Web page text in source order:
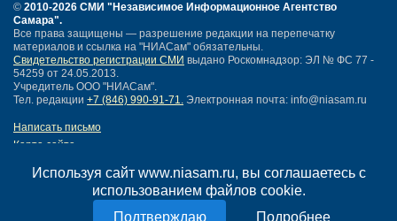
Используя сайт www.niasam.ru, вы соглашаетесь с
использованием файлов cookie.
Подробнее
© 2010-2026 СМИ "Независимое Информационное Агентство
Самара".
Все права защищены — разрешение редакции на перепечатку
материалов и ссылка на "НИАСам" обязательны.
Свидетельство регистрации СМИ выдано Роскомнадзор: ЭЛ № ФС 77 -
54259 от 24.05.2013.
Учредитель ООО "НИАСам".
Тел. редакции +7 (846) 990-91-71. Электронная почта: info@niasam.ru
Написать письмо
Карта сайта
Политика конфиденциальности
Согласие на обработку персональных данных